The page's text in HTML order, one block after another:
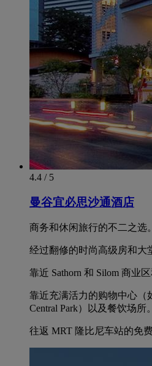
4.4 / 5
曼谷宜必思沙通酒店
商务和休闲旅行的不二之选。
经过翻修的时尚高级房和大
靠近 Sathorn 和 Silom 商业
靠近充满活力的购物中心（
Central Park）以及餐饮场所。
往返 MRT 隆比尼车站的免